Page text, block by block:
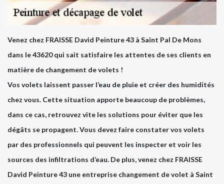
Venez chez FRAISSE David Peinture 43 à Saint Pal De Mons
dans le 43620 qui sait satisfaire les attentes de ses clients en
matière de changement de volets !
Vos volets laissent passer l’eau de pluie et créer des humidités
chez vous. Cette situation apporte beaucoup de problèmes,
dans ce cas, retrouvez vite les solutions pour éviter que les
dégâts se propagent. Vous devez faire constater vos volets
par des professionnels qui peuvent les inspecter et voir les
sources des infiltrations d’eau. De plus, venez chez FRAISSE
David Peinture 43 une entreprise changement de volet à Saint